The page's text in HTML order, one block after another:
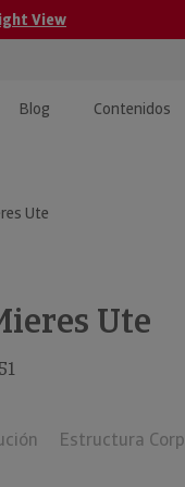
View
Blog Contenidos
Ute
Ute
Estructura